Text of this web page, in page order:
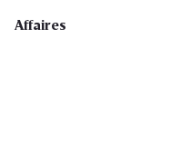
Affaires